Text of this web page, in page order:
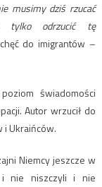
musimy dziś rzucać
tylko odrzucić tę
do imigrantów –
świadomości
Autor wrzucił do
i Ukraińców.
Niemcy jeszcze w
i nie niszczyli i nie